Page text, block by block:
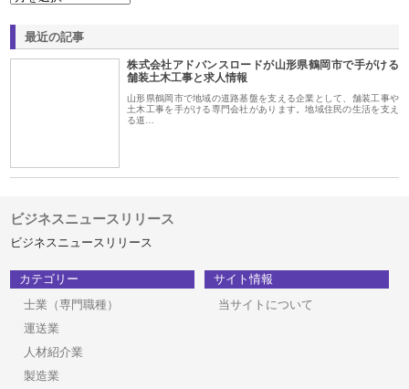
最近の記事
株式会社アドバンスロードが山形県鶴岡市で手がける
舗装土木工事と求人情報
山形県鶴岡市で地域の道路基盤を支える企業として、舗装工事や
土木工事を手がける専門会社があります。地域住民の生活を支え
る道…
ビジネスニュースリリース
ビジネスニュースリリース
カテゴリー
士業（専門職種）
運送業
人材紹介業
製造業
サイト情報
当サイトについて